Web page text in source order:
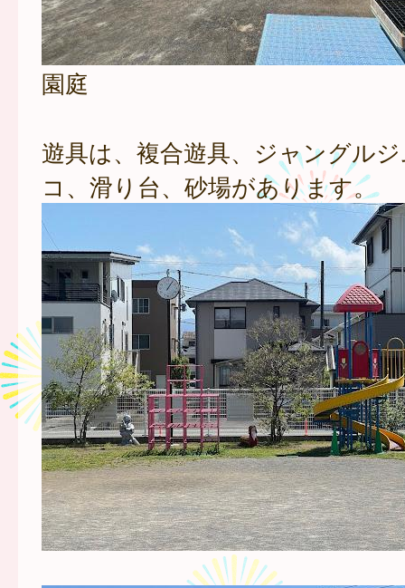
園庭
遊具は、複合遊具、ジャングル
コ、滑り台、砂場があります。